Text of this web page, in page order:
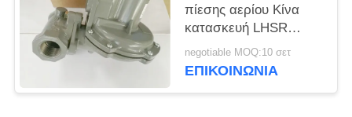
πίεσης αερίου Κίνα
κατασκευή LHSR
μοντέλο ρυθμιστή
μειώσεως πίεσης
negotiable MOQ:10 σετ
ΕΠΙΚΟΙΝΩΝΊΑ